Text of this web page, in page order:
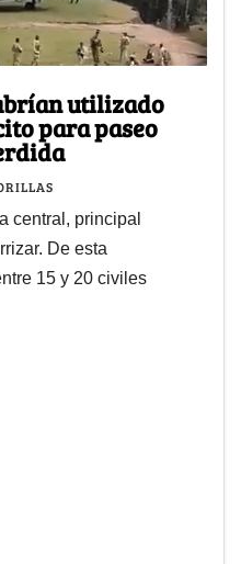
utilizado
para paseo
central, principal
De esta
15 y 20 civiles